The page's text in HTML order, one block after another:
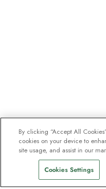
By clicking “Accept All
cookies on your device to
site usage, and assist in our
Cookies Settings